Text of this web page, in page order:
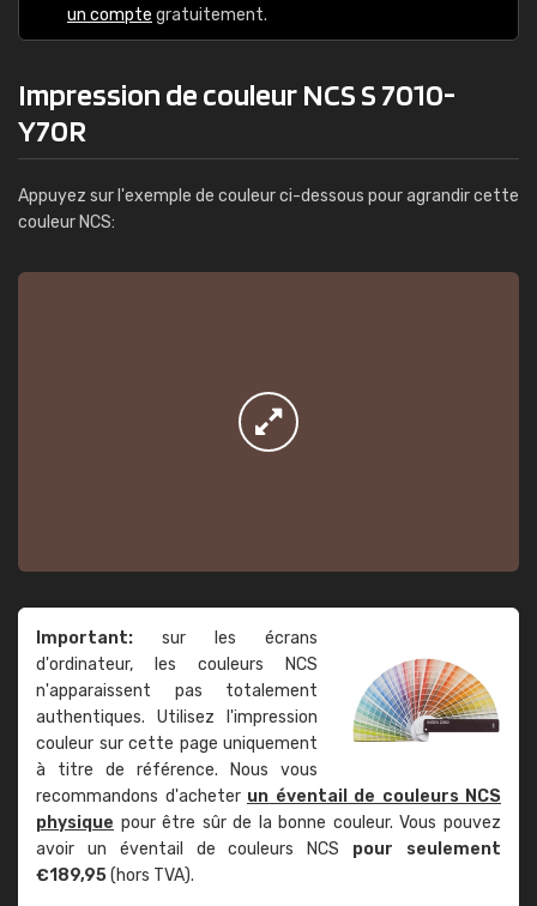
un compte gratuitement.
Impression de couleur NCS S 7010-
Y70R
Appuyez sur l'exemple de couleur ci-dessous pour agrandir cette
couleur NCS:
Important: sur les écrans
d'ordinateur, les couleurs NCS
n'apparaissent pas totalement
authentiques. Utilisez l'impression
couleur sur cette page uniquement
à titre de référence. Nous vous
recommandons d'acheter un éventail de couleurs NCS
physique pour être sûr de la bonne couleur. Vous pouvez
avoir un éventail de couleurs NCS pour seulement
€189,95(hors TVA).